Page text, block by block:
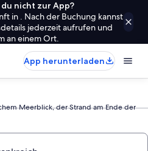
nicht zur App?
in . Nach der Buchung kannst
jederzeit aufrufen und
an einem Ort.
App herunterladen
Meerblick, der Strand am Ende der